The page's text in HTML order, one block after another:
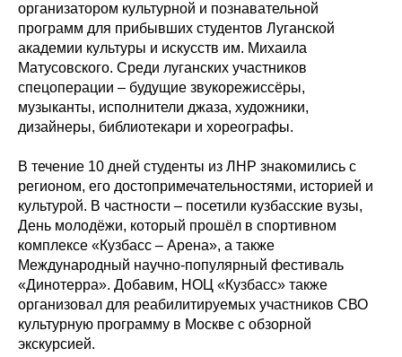
организатором культурной и познавательной
программ для прибывших студентов Луганской
академии культуры и искусств им. Михаила
Матусовского. Среди луганских участников
спецоперации – будущие звукорежиссёры,
музыканты, исполнители джаза, художники,
дизайнеры, библиотекари и хореографы.
В течение 10 дней студенты из ЛНР знакомились с
регионом, его достопримечательностями, историей и
культурой. В частности – посетили кузбасские вузы,
День молодёжи, который прошёл в спортивном
комплексе «Кузбасс – Арена», а также
Международный научно-популярный фестиваль
«Динотерра». Добавим, НОЦ «Кузбасс» также
организовал для реабилитируемых участников СВО
культурную программу в Москве с обзорной
экскурсией.